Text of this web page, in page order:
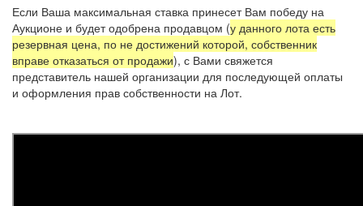
Если Ваша максимальная ставка принесет Вам победу на
Аукционе и будет одобрена продавцом (у данного лота есть
резервная цена, по не достижений которой, собственник
вправе отказаться от продажи), с Вами свяжется
представитель нашей организации для последующей оплаты
и оформления прав собственности на Лот.